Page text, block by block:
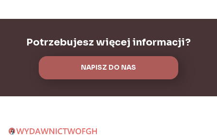
Potrzebujesz więcej informacji?
NAPISZ DO NAS